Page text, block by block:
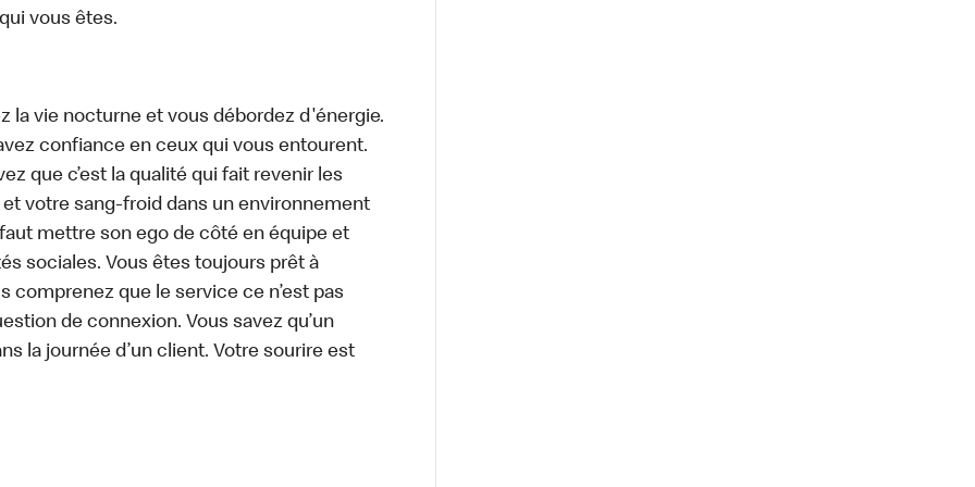
vous êtes.
la vie nocturne et vous débordez d'énergie.
confiance en ceux qui vous entourent.
que c’est la qualité qui fait revenir les
votre sang-froid dans un environnement
mettre son ego de côté en équipe et
sociales. Vous êtes toujours prêt à
comprenez que le service ce n’est pas
de connexion. Vous savez qu’un
la journée d’un client. Votre sourire est